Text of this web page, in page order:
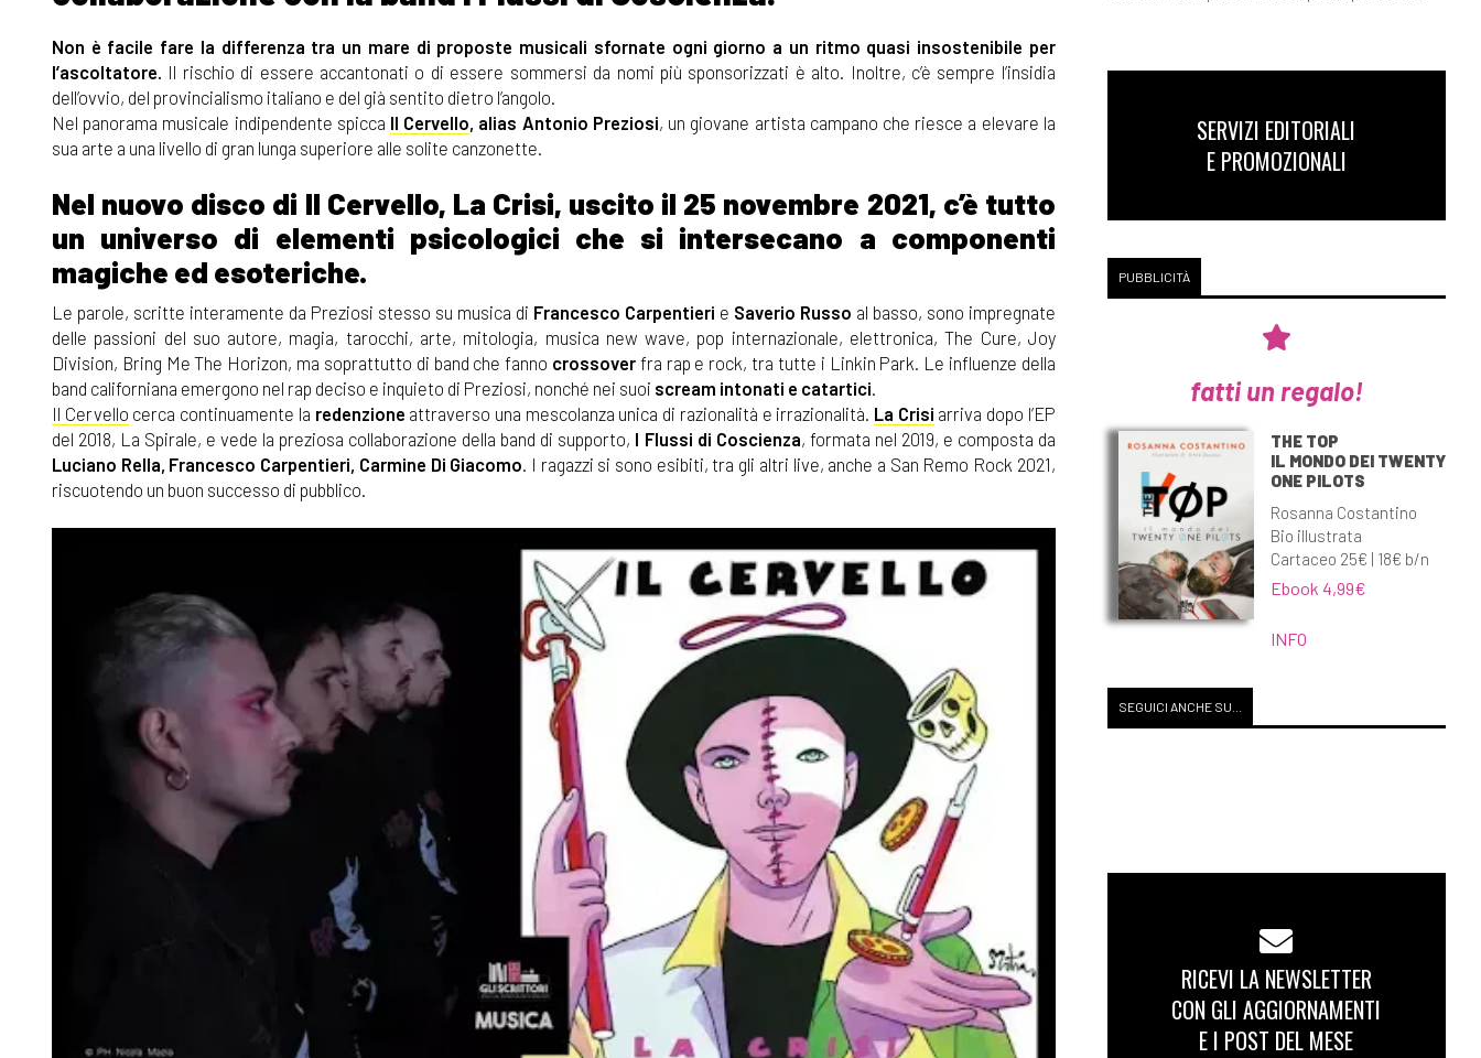
Non è facile fare la differenza tra un mare di proposte musicali sfornate ogni giorno a un ritmo quasi insostenibile per
l’ascoltatore. Il rischio di essere accantonati o di essere sommersi da nomi più sponsorizzati è alto. Inoltre, c’è sempre l’insidia
dell’ovvio, del provincialismo italiano e del già sentito dietro l’angolo.
Nel panorama musicale indipendente spicca Il Cervello , alias Antonio Preziosi, un giovane artista campano che riesce a elevare la
sua arte a una livello di gran lunga superiore alle solite canzonette.
Nel nuovo disco di Il Cervello, La Crisi, uscito il 25 novembre 2021, c’è tutto
un universo di elementi psicologici che si intersecano a componenti
magiche ed esoteriche.
Le parole, scritte interamente da Preziosi stesso su musica di Francesco Carpentieri e Saverio Russo al basso, sono impregnate
delle passioni del suo autore, magia, tarocchi, arte, mitologia, musica new wave, pop internazionale, elettronica, The Cure, Joy
Division, Bring Me The Horizon, ma soprattutto di band che fanno crossover fra rap e rock, tra tutte i Linkin Park. Le influenze della
band californiana emergono nel rap deciso e inquieto di Preziosi, nonché nei suoi scream intonati e catartici
Il Cervello cerca continuamente la redenzione attraverso una mescolanza unica di razionalità e irrazionalità. La Crisi arriva dopo l’EP
del 2018, La Spirale, e vede la preziosa collaborazione della band di supporto, I Flussi di Coscienza, formata nel 2019, e composta da
Luciano Rella, Francesco Carpentieri, Carmine Di Giacomo . I ragazzi si sono esibiti, tra gli altri live, anche a San Remo Rock 2021,
riscuotendo un buon successo di pubblico.
SERVIZI EDITORIALI
E PROMOZIONALI
PUBBLICITÀ
fatti un regalo!
THE TOP
IL MONDO DEI TWENTY
ONE PILOTS
Rosanna Costantino
Bio illustrata
Cartaceo 25€ | 18€ b/n
Ebook 4,99€
INFO
SEGUICI ANCHE SU...
RICEVI LA NEWSLETTER
CON GLI AGGIORNAMENTI
E I POST DEL MESE